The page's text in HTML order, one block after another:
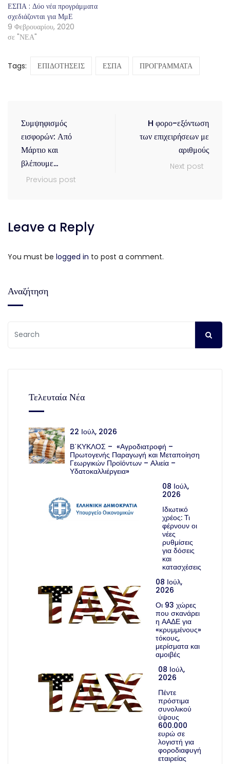
ΕΣΠΑ : Δύο νέα προγράμματα
σχεδιάζονται για ΜμΕ
9 Φεβρουαρίου, 2020
σε "ΝΕΑ"
Tags: ΕΠΙΔΟΤΗΣΕΙΣ ΕΣΠΑ ΠΡΟΓΡΑΜΜΑΤΑ
Συμψηφισμός
εισφορών: Από
Μάρτιο και
βλέπουμε…
Previous post
H φορο-εξόντωση
των επιχειρήσεων με
αριθμούς
Next post
Leave a Reply
You must be logged in to post a comment.
Αναζήτηση
Τελευταία Νέα
22 Ιούλ, 2026
Β΄ΚΥΚΛΟΣ – «Αγροδιατροφή –
Πρωτογενής Παραγωγή και Μεταποίηση
Γεωργικών Προϊόντων – Αλιεία –
Υδατοκαλλιέργεια»
08 Ιούλ,
2026
Ιδιωτικό
χρέος: Τι
φέρνουν οι
νέες
ρυθμίσεις
για δόσεις
και
κατασχέσεις
08 Ιούλ,
2026
Οι 93 χώρες
που σκανάρει
η ΑΑΔΕ για
«κρυμμένους»
τόκους,
μερίσματα και
αμοιβές
08 Ιούλ,
2026
Πέντε
πρόστιμα
συνολικού
ύψους
600.000
ευρώ σε
λογιστή για
φοροδιαφυγή
εταιρείας